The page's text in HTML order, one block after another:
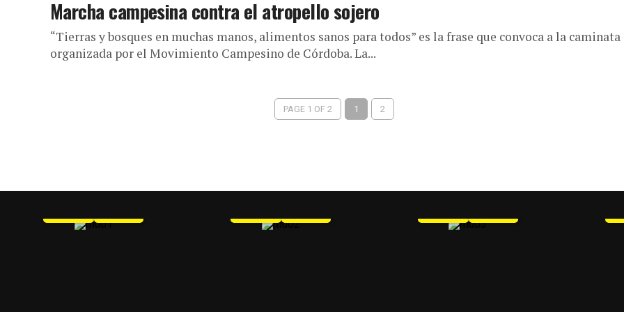
Marcha campesina contra el atropello sojero
“Tierras y bosques en muchas manos, alimentos sanos para todos” es la frase que convoca a la caminata
organizada por el Movimiento Campesino de Córdoba. La...
PAGE 1 OF 2 1 2